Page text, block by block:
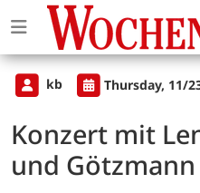
kb Thursday, 11/
Konzert mit
und Götzmann